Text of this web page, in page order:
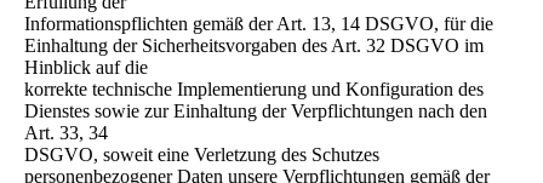
Informationspflichten gemäß der Art. 13, 14 DSGVO, für die
Einhaltung der Sicherheitsvorgaben des Art. 32 DSGVO im
Hinblick auf die
korrekte technische Implementierung und Konfiguration des
Dienstes sowie zur Einhaltung der Verpflichtungen nach den
Art. 33, 34
DSGVO, soweit eine Verletzung des Schutzes
personenbezogener Daten unsere Verpflichtungen gemäß der